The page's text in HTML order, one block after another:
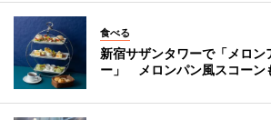
食べる
新宿サザンタワーで「メロン
ー」 メロンパン風スコーン